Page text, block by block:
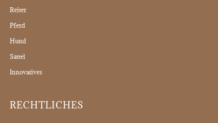
Reiter
Pferd
Hund
Sattel
Innovatives
RECHTLICHES